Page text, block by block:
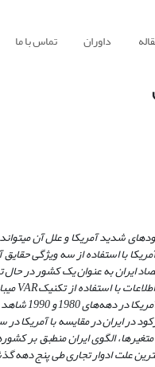
داوران تماس با ما
شدید آمریکا و علل آن
با استفاده از سهویژگی‌حقایق
ایران به عنوان یک کشور در
با استفاده از تکنیکVAR
رونق اقتصادی بوده است.
در ایران در مقایسه با آمریکا
الگوی ایران منطبق بر
علت ادوار تجاری طی پنج دهه